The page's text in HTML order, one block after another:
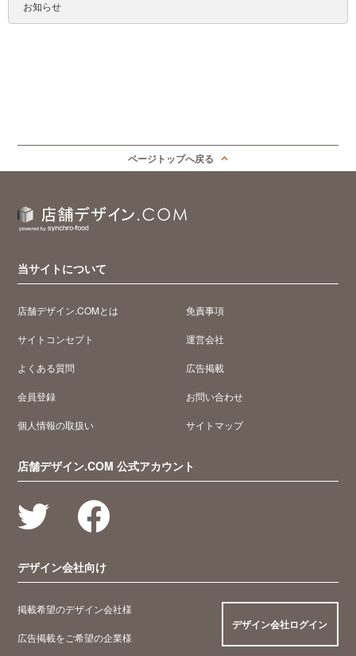
お知らせ
ページトップへ戻る
当サイトについて
店舗デザイン.COMとは
サイトコンセプト
よくある質問
会員登録
個人情報の取扱い
免責事項
運営会社
広告掲載
お問い合わせ
サイトマップ
店舗デザイン.COM 公式アカウント
デザイン会社向け
掲載希望のデザイン会社様
広告掲載をご希望の企業様
デザイン会社ログイン